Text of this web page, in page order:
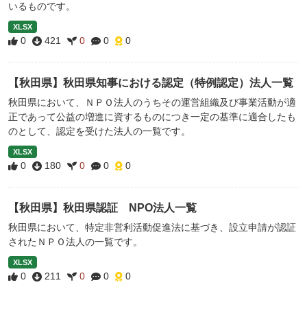
いるものです。
XLSX
0 421 0 0 0
【秋田県】秋田県知事における認定（特例認定）法人一覧
秋田県において、ＮＰＯ法人のうちその運営組織及び事業活動が適
正であって公益の増進に資するものにつき一定の基準に適合したも
のとして、認定を受けた法人の一覧です。
XLSX
0 180 0 0 0
【秋田県】秋田県認証 NPO法人一覧
秋田県において、特定非営利活動促進法に基づき、設立申請が認証
されたＮＰＯ法人の一覧です。
XLSX
0 211 0 0 0